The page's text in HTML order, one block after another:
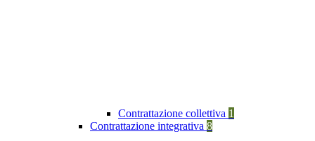
Contrattazione collettiva 1
Contrattazione integrativa 8